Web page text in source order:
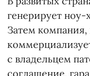
генерирует ноу-
Затем компания,
с владельцем
соглашение,